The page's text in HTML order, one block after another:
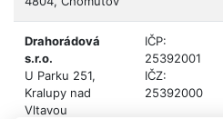
Drahorádová
s.r.o.
U Parku 251,
Kralupy nad
Vltavou
IČP:
25392001
IČZ:
25392000